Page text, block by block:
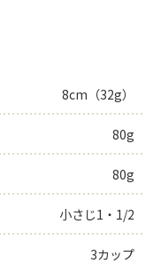
8cm（32g）
80g
80g
小さじ1・1/2
3カップ